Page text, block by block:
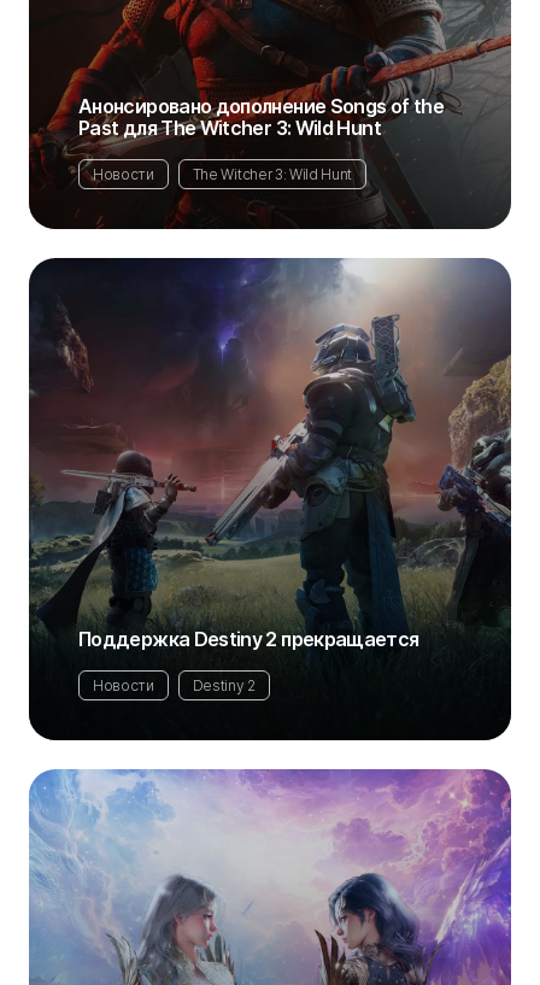
Анонсировано дополнение Songs of the
Past для The Witcher 3: Wild Hunt
Новости The Witcher 3: Wild Hunt
Поддержка Destiny 2 прекращается
Новости Destiny 2